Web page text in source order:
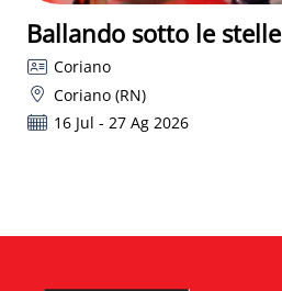
Ballando sotto le stelle
Coriano
Coriano (RN)
16 Jul - 27 Ag 2026